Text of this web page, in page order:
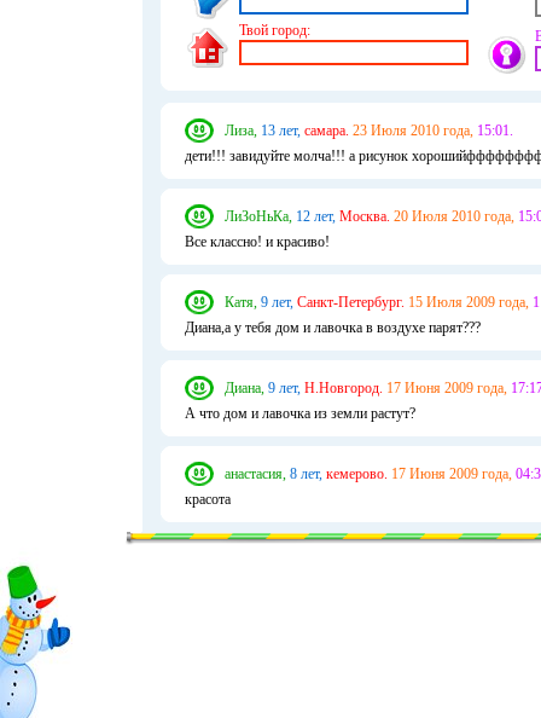
Твой город:
Лиза, 13 лет, самара. 23 Июля 2010 года, 15:01.
дети!!! завидуйте молча!!! а рисунок
ЛиЗоНьКа, 12 лет, Москва. 20 Июля 2010 года,
Все классно! и красиво!
Катя, 9 лет, Санкт-Петербург. 15 Июля 2009 года,
Диана,а у тебя дом и лавочка в воздухе парят???
Диана, 9 лет, Н.Новгород. 17 Июня 2009 года,
А что дом и лавочка из земли растут?
анастасия, 8 лет, кемерово. 17 Июня 2009 года,
красота